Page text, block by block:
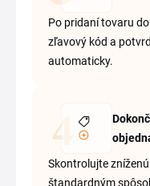
Po pridaní tovaru
zľavový kód a
automaticky.
Skontrolujte
štandardným